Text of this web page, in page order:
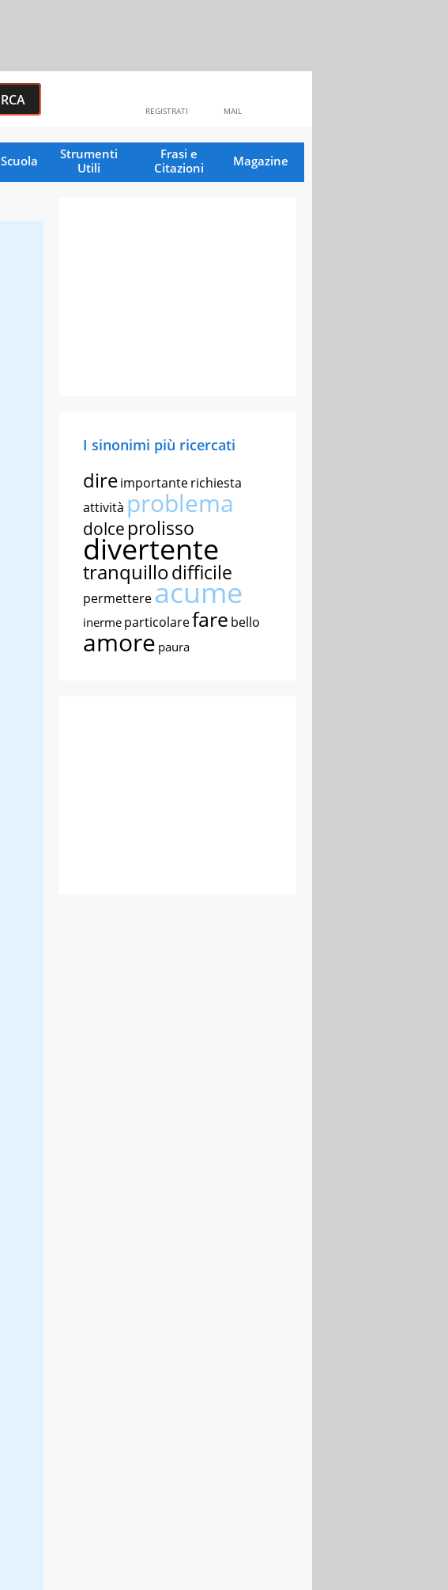
MAIL
REGISTRATI
Scuola
Strumenti
Utili
Frasi e
Citazioni
Magazine
I sinonimi più ricercati
direimportanterichiesta
attività problema
dolce prolisso
divertente
tranquillodifficile
permettereacume
inerme particolarefare bello
amore paura